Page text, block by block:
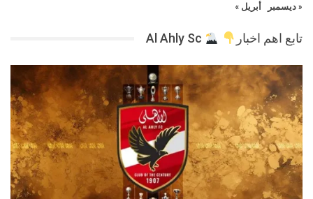
« ديسمبر
أبريل »
تابع اهم اخبار